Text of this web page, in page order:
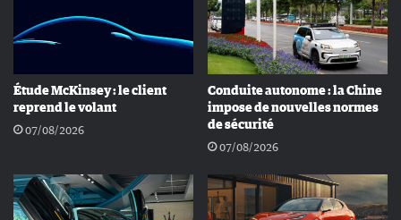
Étude McKinsey : le client
reprend le volant
07/08/2026
Conduite autonome : la Chine
impose de nouvelles normes
de sécurité
07/08/2026